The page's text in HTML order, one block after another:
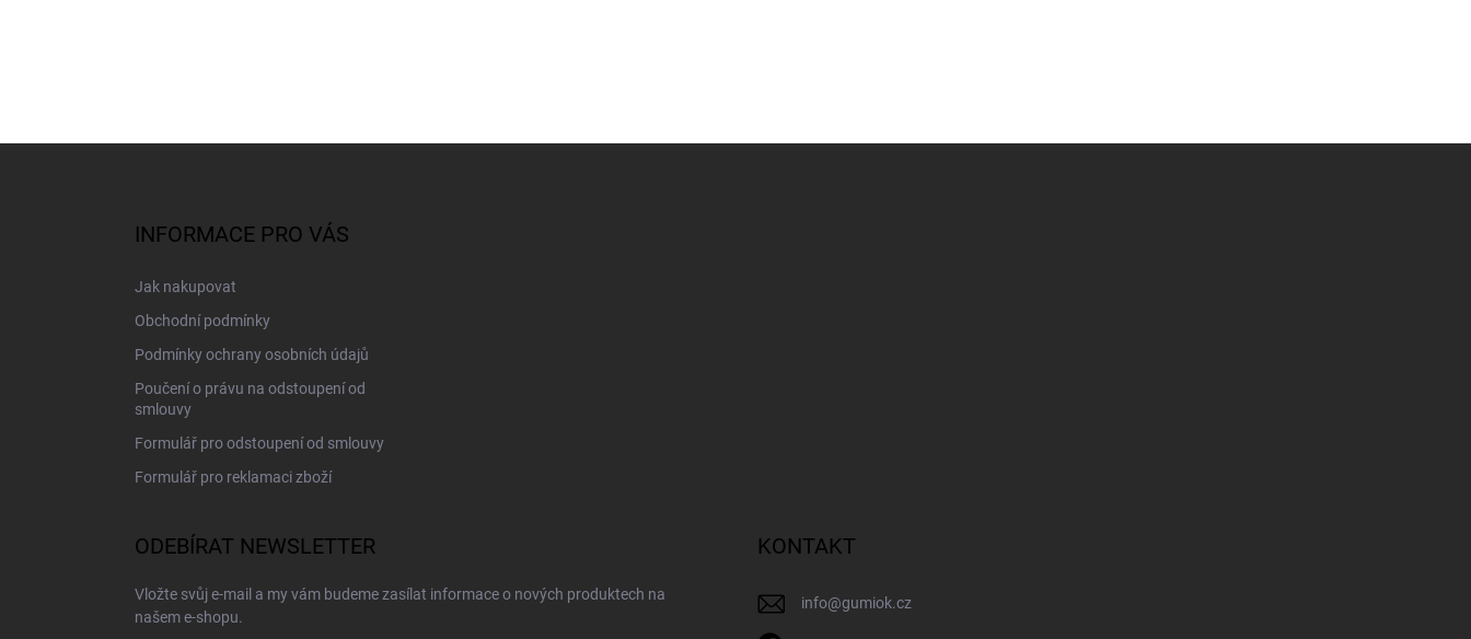
INFORMACE PRO VÁS
Jak nakupovat
Obchodní podmínky
Podmínky ochrany osobních údajů
Poučení o právu na odstoupení od
smlouvy
Formulář pro odstoupení od smlouvy
Formulář pro reklamaci zboží
ODEBÍRAT NEWSLETTER
Vložte svůj e-mail a my vám budeme zasílat informace o nových produktech na
našem e-shopu.
KONTAKT
info@gumiok.cz